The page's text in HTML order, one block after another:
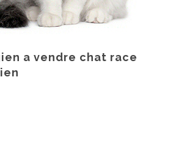
a vendre chat race